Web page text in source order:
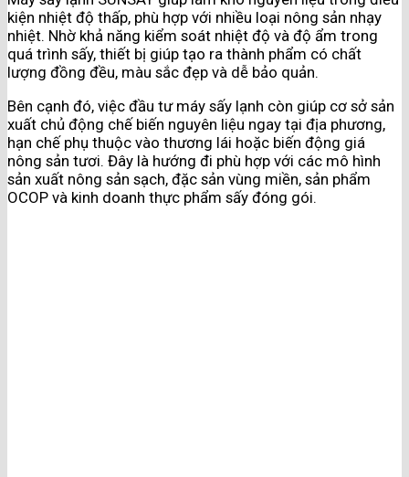
kiện nhiệt độ thấp, phù hợp với nhiều loại nông sản nhạy
nhiệt. Nhờ khả năng kiểm soát nhiệt độ và độ ẩm trong
quá trình sấy, thiết bị giúp tạo ra thành phẩm có chất
lượng đồng đều, màu sắc đẹp và dễ bảo quản.
Bên cạnh đó, việc đầu tư máy sấy lạnh còn giúp cơ sở sản
xuất chủ động chế biến nguyên liệu ngay tại địa phương,
hạn chế phụ thuộc vào thương lái hoặc biến động giá
nông sản tươi. Đây là hướng đi phù hợp với các mô hình
sản xuất nông sản sạch, đặc sản vùng miền, sản phẩm
OCOP và kinh doanh thực phẩm sấy đóng gói.